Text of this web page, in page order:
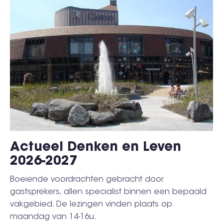
Actueel Denken en Leven
2026-2027
Boeiende voordrachten gebracht door
gastsprekers, allen specialist binnen een bepaald
vakgebied. De lezingen vinden plaats op
maandag van 14-16u.